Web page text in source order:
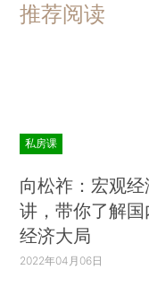
推荐阅读
私房课
向松祚：宏观
讲，带你了解
经济大局
2022年04月06日